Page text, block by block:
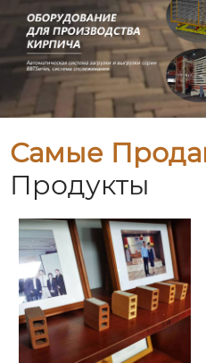
Самые
Продукты